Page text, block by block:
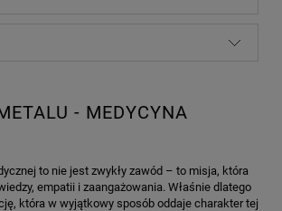
- MEDYCYNA
to nie jest zwykły zawód – to misja, która
empatii i zaangażowania. Właśnie dlatego
która w wyjątkowy sposób oddaje charakter tej